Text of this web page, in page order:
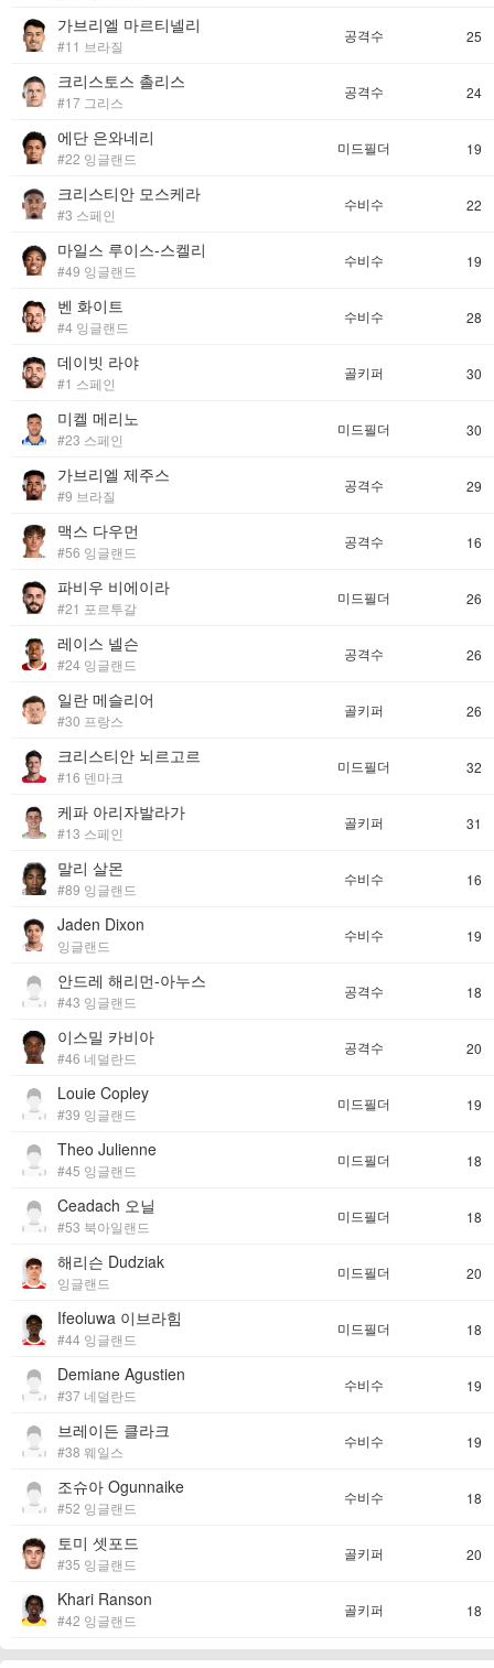
가브리엘 마르티넬리
#11 브라질
공격수 25
크리스토스 촐리스
#17 그리스
공격수 24
에단 은와네리
#22 잉글랜드
미드필더 19
크리스티안 모스케라
#3 스페인
수비수 22
마일스 루이스-스켈리
#49 잉글랜드
수비수 19
벤 화이트
#4 잉글랜드
수비수 28
데이빗 라야
#1 스페인
골키퍼 30
미켈 메리노
#23 스페인
미드필더 30
가브리엘 제주스
#9 브라질
공격수 29
맥스 다우먼
#56 잉글랜드
공격수 16
파비우 비에이라
#21 포르투갈
미드필더 26
레이스 넬슨
#24 잉글랜드
공격수 26
일란 메슬리어
#30 프랑스
골키퍼 26
크리스티안 뇌르고르
#16 덴마크
미드필더 32
케파 아리자발라가
#13 스페인
골키퍼 31
말리 살몬
#89 잉글랜드
수비수 16
Jaden Dixon
잉글랜드
수비수 19
안드레 해리먼-아누스
#43 잉글랜드
공격수 18
이스밀 카비아
#46 네덜란드
공격수 20
Louie Copley
#39 잉글랜드
미드필더 19
Theo Julienne
#45 잉글랜드
미드필더 18
Ceadach 오닐
#53 북아일랜드
미드필더 18
해리슨 Dudziak
잉글랜드
미드필더 20
Ifeoluwa 이브라힘
#44 잉글랜드
미드필더 18
Demiane Agustien
#37 네덜란드
수비수 19
브레이든 클라크
#38 웨일스
수비수 19
조슈아 Ogunnaike
#52 잉글랜드
수비수 18
토미 셋포드
#35 잉글랜드
골키퍼 20
Khari Ranson
#42 잉글랜드
골키퍼 18